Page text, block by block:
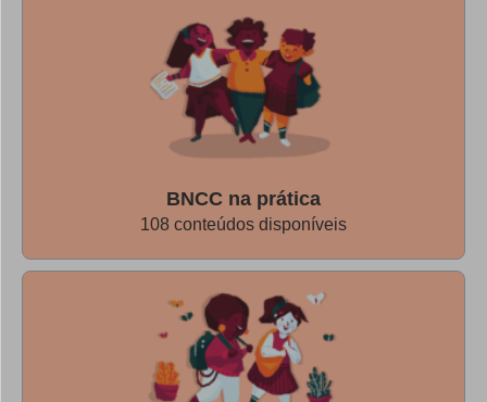
BNCC na prática
108 conteúdos disponíveis